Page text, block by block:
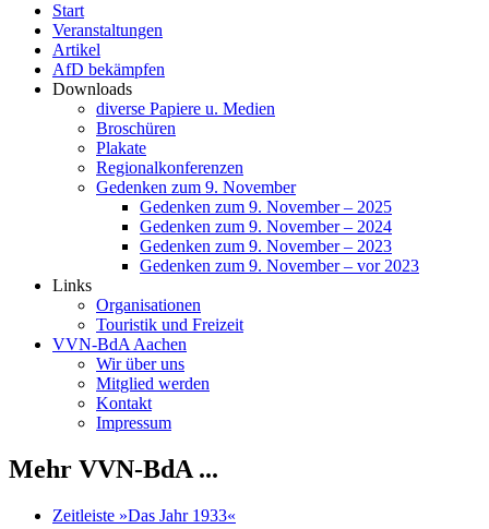
Start
Veranstaltungen
Artikel
AfD bekämpfen
Downloads
diverse Papiere u. Medien
Broschüren
Plakate
Regionalkonferenzen
Gedenken zum 9. November
Gedenken zum 9. November – 2025
Gedenken zum 9. November – 2024
Gedenken zum 9. November – 2023
Gedenken zum 9. November – vor 2023
Links
Organisationen
Touristik und Freizeit
VVN-BdA Aachen
Wir über uns
Mitglied werden
Kontakt
Impressum
Mehr VVN-BdA ...
Zeitleiste »Das Jahr 1933«